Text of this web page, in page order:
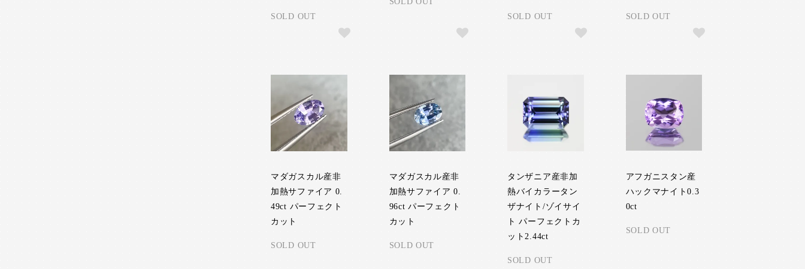
SOLD OUT SOLD OUT SOLD OUT
マダガスカル産非
加熱サファイア 0.
49ct パーフェクト
カット
SOLD OUT
マダガスカル産非
加熱サファイア 0.
96ct パーフェクト
カット
SOLD OUT
タンザニア産非加
熱バイカラータン
ザナイト/ゾイサイ
ト パーフェクトカ
ット2.44ct
SOLD OUT
アフガニスタン産
ハックマナイト0.3
0ct
SOLD OUT